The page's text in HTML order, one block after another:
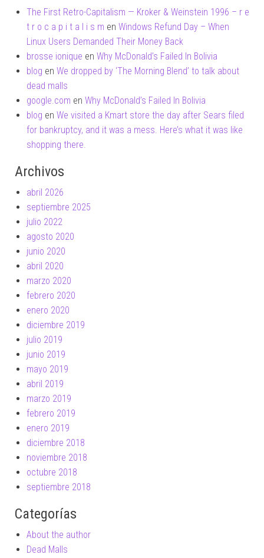
The First Retro-Capitalism — Kroker & Weinstein 1996 – r e
t r o c a p i t a l i s m en Windows Refund Day – When
Linux Users Demanded Their Money Back
brosse ionique en Why McDonald’s Failed In Bolivia
blog en We dropped by ‘The Morning Blend’ to talk about
dead malls
google.com en Why McDonald’s Failed In Bolivia
blog en We visited a Kmart store the day after Sears filed
for bankruptcy, and it was a mess. Here’s what it was like
shopping there.
Archivos
abril 2026
septiembre 2025
julio 2022
agosto 2020
junio 2020
abril 2020
marzo 2020
febrero 2020
enero 2020
diciembre 2019
julio 2019
junio 2019
mayo 2019
abril 2019
marzo 2019
febrero 2019
enero 2019
diciembre 2018
noviembre 2018
octubre 2018
septiembre 2018
Categorías
About the author
Dead Malls